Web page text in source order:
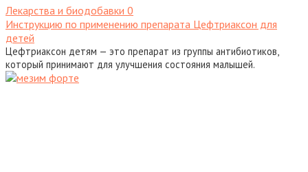
Лекарства и биодобавки 0
Инструкцию по применению препарата Цефтриаксон для
детей
Цефтриаксон детям — это препарат из группы антибиотиков,
который принимают для улучшения состояния малышей.